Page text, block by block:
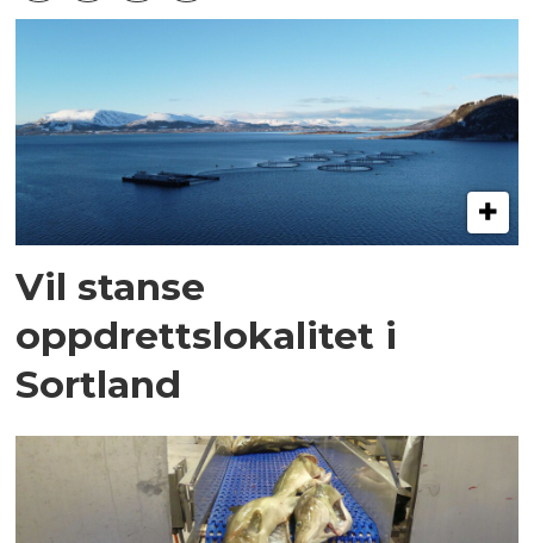
Vil stanse
oppdrettslokalitet i
Sortland